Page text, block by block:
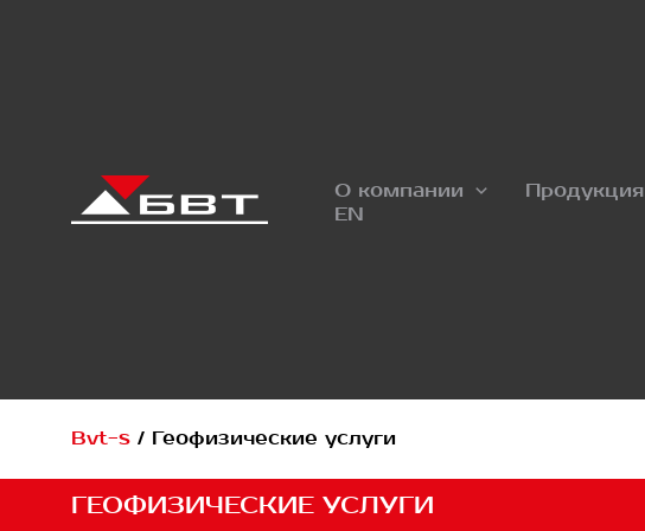
О компании Продукция
EN
Bvt-s / Геофизические услуги
ГЕОФИЗИЧЕСКИЕ УСЛУГИ